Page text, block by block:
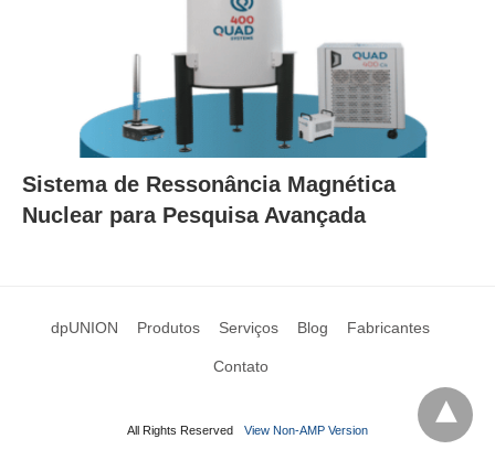
Sistema de Ressonância Magnética
Nuclear para Pesquisa Avançada
dpUNION Produtos Serviços Blog Fabricantes
Contato
All Rights Reserved View Non-AMP Version